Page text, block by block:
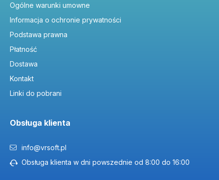
Ogólne warunki umowne
Informacja o ochronie prywatności
Podstawa prawna
Płatność
Dostawa
Kontakt
Linki do pobrani
Obsługa klienta
info@vrsoft.pl
Obsługa klienta w dni powszednie od 8:00 do 16:00